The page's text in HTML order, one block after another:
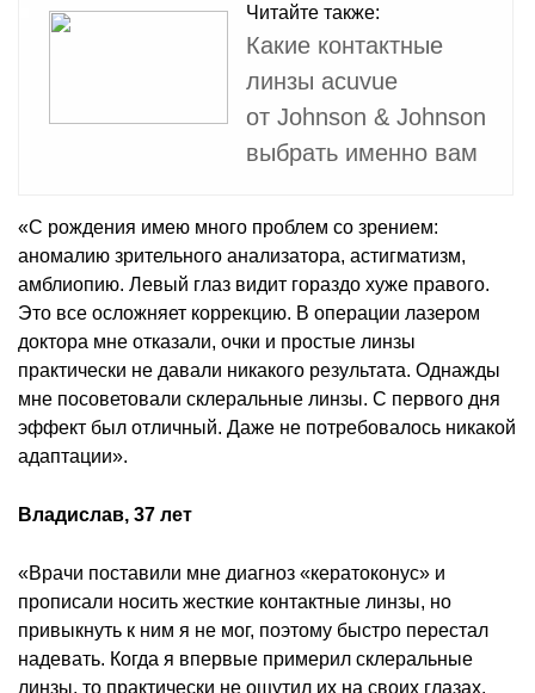
Читайте также:
Какие контактные
линзы acuvue
от Johnson & Johnson
выбрать именно вам
«С рождения имею много проблем со зрением:
аномалию зрительного анализатора, астигматизм,
амблиопию. Левый глаз видит гораздо хуже правого.
Это все осложняет коррекцию. В операции лазером
доктора мне отказали, очки и простые линзы
практически не давали никакого результата. Однажды
мне посоветовали склеральные линзы. С первого дня
эффект был отличный. Даже не потребовалось никакой
адаптации».
Владислав, 37 лет
«Врачи поставили мне диагноз «кератоконус» и
прописали носить жесткие контактные линзы, но
привыкнуть к ним я не мог, поэтому быстро перестал
надевать. Когда я впервые примерил склеральные
линзы, то практически не ощутил их на своих глазах.